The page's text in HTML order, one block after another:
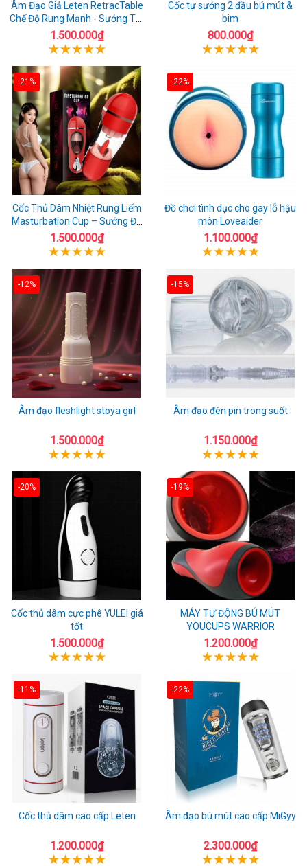
Âm Đạo Giả Leten RetracTable
Chế Độ Rung Mạnh - Sướng Tột
Đỉnh!
1.500.000₫
Cốc tự sướng 2 đầu bú mút &
bim
800.000₫
-21%
Cốc Thủ Dâm Nhiệt Rung Liếm
Masturbation Cup – Sướng Đã
Đời
1.500.000₫
-22%
Đồ chơi tình dục cho gay lỗ hậu
môn Loveaider
1.100.000₫
-12%
Âm đạo fleshlight stoya girl
1.500.000₫
-15%
Âm đạo đèn pin trong suốt
1.150.000₫
-20%
Cốc thủ dâm cực phê YULEI giá
tốt
1.500.000₫
-19%
MÁY TỰ ĐỘNG BÚ MÚT
YOUCUPS WARRIOR
1.200.000₫
-11%
Cốc thủ dâm cao cấp Leten
1.200.000₫
-22%
Âm đạo bú mút cao cấp MiGyy
2.300.000₫